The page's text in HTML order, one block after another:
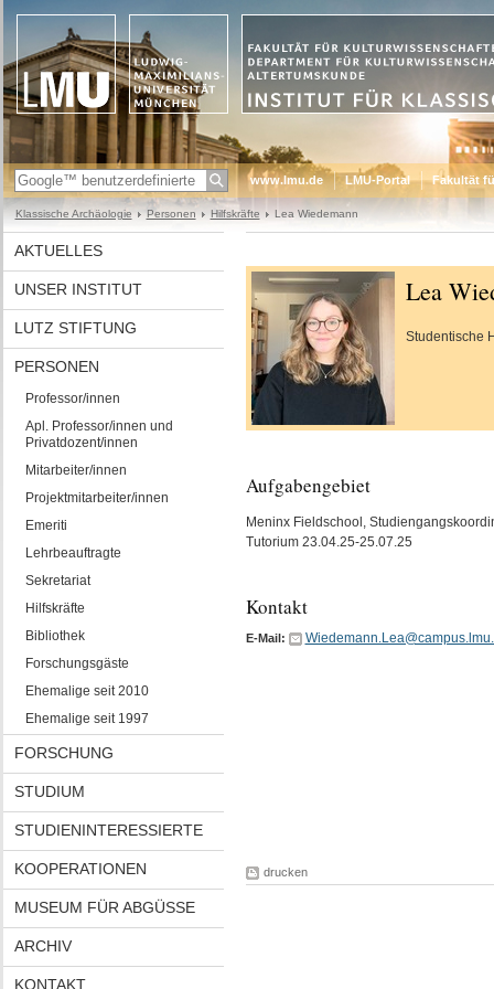
www.lmu.de LMU-Portal Fakultät
Klassische Archäologie Personen Hilfskräfte Lea Wiedemann
AKTUELLES
UNSER INSTITUT
LUTZ STIFTUNG
PERSONEN
Professor/innen
Apl. Professor/innen und
Privatdozent/innen
Mitarbeiter/innen
Projektmitarbeiter/innen
Emeriti
Lehrbeauftragte
Sekretariat
Hilfskräfte
Bibliothek
Forschungsgäste
Ehemalige seit 2010
Ehemalige seit 1997
FORSCHUNG
STUDIUM
STUDIENINTERESSIERTE
KOOPERATIONEN
MUSEUM FÜR ABGÜSSE
ARCHIV
KONTAKT
Lea
Studentische
Aufgabengebiet
Meninx Fieldschool,
Tutorium 23.04.25-25.07.25
Kontakt
E-Mail:
drucken